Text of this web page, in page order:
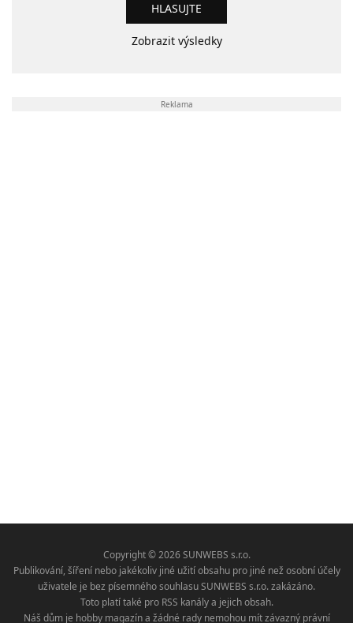
Zobrazit výsledky
Reklama
Copyright © 2026 SUNWEBS s.r.o.
Publikování, šíření nebo jakékoliv jiné užití obsahu pro jiné než osobní účely
uživatele je bez písemného souhlasu SUNWEBS s.r.o. zakázáno.
Toto platí také pro RSS kanály a jejich obsah.
Náš dům je hobby magazín a žádné rady nemohou mít závazný právní